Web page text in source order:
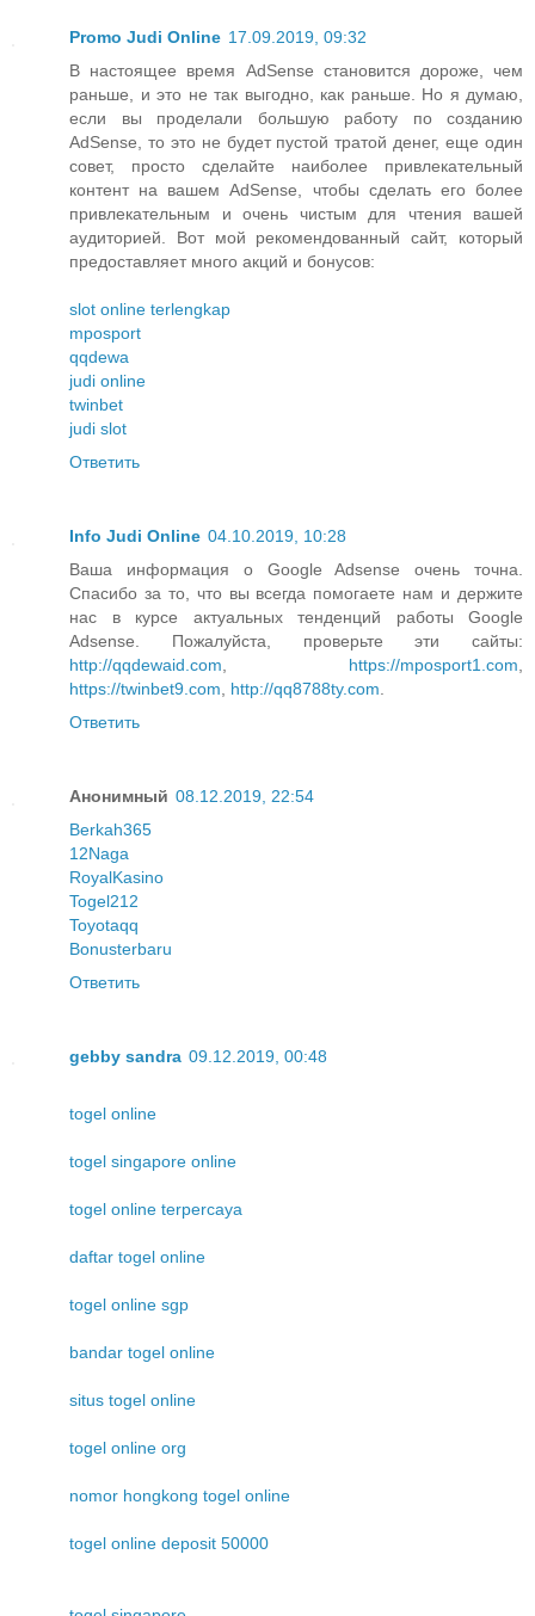
Promo Judi Online 17.09.2019, 09:32
В настоящее время AdSense становится дороже, чем
раньше, и это не так выгодно, как раньше. Но я думаю,
если вы проделали большую работу по созданию
AdSense, то это не будет пустой тратой денег, еще один
совет, просто сделайте наиболее привлекательный
контент на вашем AdSense, чтобы сделать его более
привлекательным и очень чистым для чтения вашей
аудиторией. Вот мой рекомендованный сайт, который
предоставляет много акций и бонусов:
slot online terlengkap
mposport
qqdewa
judi online
twinbet
judi slot
Ответить
Info Judi Online 04.10.2019, 10:28
Ваша информация о Google Adsense очень точна.
Спасибо за то, что вы всегда помогаете нам и держите
нас в курсе актуальных тенденций работы Google
Adsense. Пожалуйста, проверьте эти сайты:
http://qqdewaid.com
https://mposport1.com
https://twinbet9.com
http://qq8788ty.com
Ответить
Анонимный 08.12.2019, 22:54
Berkah365
12Naga
RoyalKasino
Togel212
Toyotaqq
Bonusterbaru
Ответить
gebby sandra 09.12.2019, 00:48
togel online
togel singapore online
togel online terpercaya
daftar togel online
togel online sgp
bandar togel online
situs togel online
togel online org
nomor hongkong togel online
togel online deposit 50000